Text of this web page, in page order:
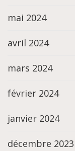
mai 2024
avril 2024
mars 2024
février 2024
janvier 2024
décembre 2023